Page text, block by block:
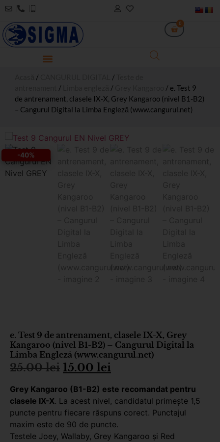
0
/ /
/ /
/ e. Test 9
de antrenament, clasele IX-X, Grey Kangaroo (nivel B1-B2)
– Cangurul Digital la Limba Engleză (www.cangurul.net)
-40%
e. Test 9 de antrenament, clasele IX-X, Grey
Kangaroo (nivel B1-B2) – Cangurul Digital la
Limba Engleză (www.cangurul.net)
25.00lei 15.00 lei
Grey Kangaroo (B1-B2) este recomandat pentru
clasele IX-X. La acest nivel, candidatul primește 1,5
puncte pentru fiecare răspuns corect. Punctajul
maxim este de 90 de puncte.
Testele Joey, Wallaby, Grey Kangaroo şi Red